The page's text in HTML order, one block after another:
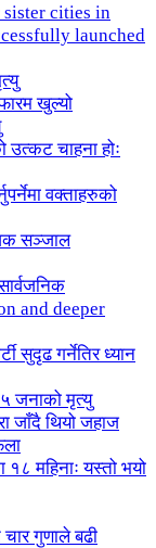
cities in
launched
खुल्यो
चाहना होः
वक्ताहरुको
सञ्जाल
and deeper
सुदृढ गर्नेतिर ध्यान
जनाको मृत्यु
जाँदै थियो जहाज
१८ महिनाः यस्तो भयो
गुणाले बढी